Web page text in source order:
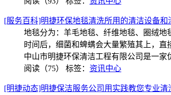
[服务百科]明捷环保地毯清洗所用的清洁设备和
地毯分为：羊毛地毯、纤维地毯、圈绒
时间后，细菌和蜱螨会大量繁殖其上，
中山市明捷环保清洁工程有限公司是一家
阅读（75） 标签： 资讯中心
[明捷动态]明捷保洁服务公司用实践教您专业清